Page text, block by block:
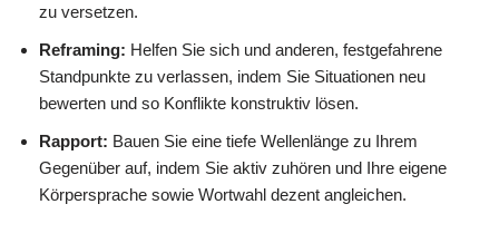
zu versetzen.
Reframing: Helfen Sie sich und anderen, festgefahrene
Standpunkte zu verlassen, indem Sie Situationen neu
bewerten und so Konflikte konstruktiv lösen.
Rapport: Bauen Sie eine tiefe Wellenlänge zu Ihrem
Gegenüber auf, indem Sie aktiv zuhören und Ihre eigene
Körpersprache sowie Wortwahl dezent angleichen.